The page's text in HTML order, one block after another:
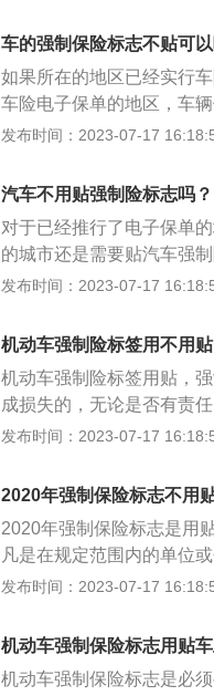
贴保险标志的注意事项：1
查车或年审检验时还是需
过期，交警部门有权扣留
续。2、“假”保险标志：对
缴，扣留车辆并处以几百
车的强制保险标志不贴可以
如果所在的地区已经实行
车险电子保单的地区，车
款。交强险是由保险公司
责任保险。只要是在中国
保交强险，未投保的机动
发布时间：2023-07-17
汽车不用贴强制险标志吗？
对于已经推行了电子保单
的城市还是需要贴汽车强
逐渐地推出电子保单，当
险，也是国家强制购买的
须贴年检标志。
发布时间：2023-07-17
机动车强制险标签用不用贴
机动车强制险标签用贴，
成损失的，无论是否有责
性；2、对未按规定交纳的
交强险纸，把白色背板揭
好强险标志的静电贴贴在
将其刮平。
发布时间：2023-07-17
2020年强制保险标志不用
2020年强制保险标志是用
凡是在规定范围内的单位
各国一般都将机动车第三
的。根据相关规定，除法
何单位不得强制他人订立保
发布时间：2023-07-17
机动车强制保险标志用贴
机动车强制保险标志是必